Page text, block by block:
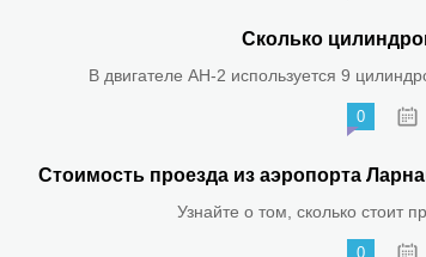
Сколько
В двигателе АН-2 используется 9
0
Стоимость проезда из аэропорта
Узнайте о том, сколько стоит
0